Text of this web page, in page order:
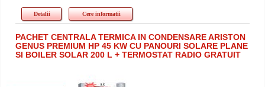
Detalii Cere informatii
PACHET CENTRALA TERMICA IN CONDENSARE ARISTON
GENUS PREMIUM HP 45 KW CU PANOURI SOLARE PLANE
SI BOILER SOLAR 200 L + TERMOSTAT RADIO GRATUIT